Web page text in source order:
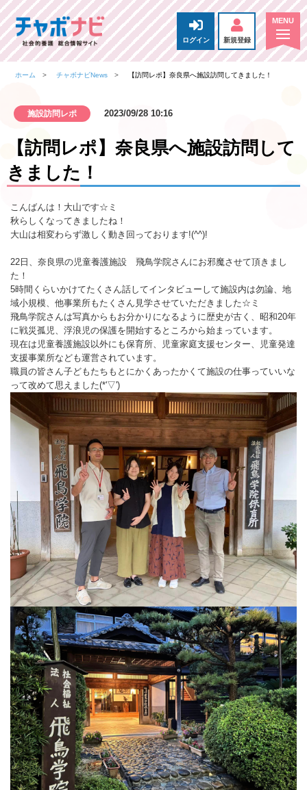
ログイン 新規登録
ホーム チャボナビNews 【訪問レポ】奈良県へ施設訪問してきました！
施設訪問レポ 2023/09/28 10:16
【訪問レポ】奈良県へ施設訪問して
きました！
こんばんは！大山です☆ミ
秋らしくなってきましたね！
大山は相変わらず激しく動き回っております!(^^)!
22日、奈良県の児童養護施設 飛鳥学院さんにお邪魔させて頂きまし
た！
5時間くらいかけてたくさん話してインタビューして施設内は勿論、地
域小規模、他事業所もたくさん見学させていただきました☆ミ
飛鳥学院さんは写真からもお分かりになるように歴史が古く、昭和20年
に戦災孤児、浮浪児の保護を開始するところから始まっています。
現在は児童養護施設以外にも保育所、児童家庭支援センター、児童発達
支援事業所なども運営されています。
職員の皆さん子どもたちもとにかくあったかくて施設の仕事っていいな
って改めて思えました(*'▽')